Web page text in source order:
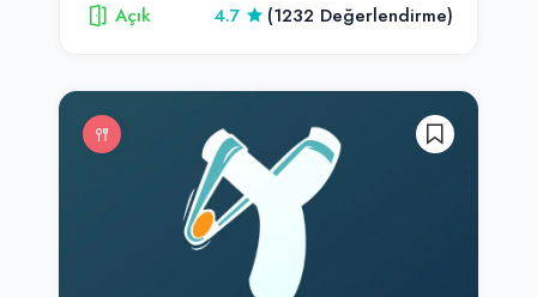
Açık 4.7 (1232 Değerlendirme)